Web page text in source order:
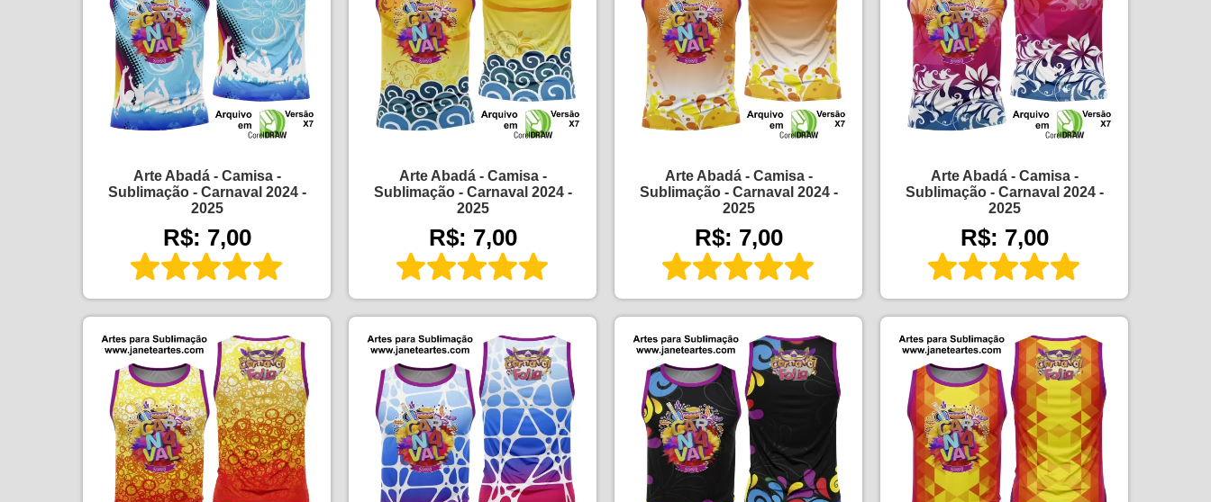
Arte Abadá - Camisa -
Sublimação - Carnaval 2024 -
2025
R$: 7,00
Arte Abadá - Camisa -
Sublimação - Carnaval 2024 -
2025
R$: 7,00
Arte Abadá - Camisa -
Sublimação - Carnaval 2024 -
2025
R$: 7,00
Arte Abadá - Camisa -
Sublimação - Carnaval 2024 -
2025
R$: 7,00